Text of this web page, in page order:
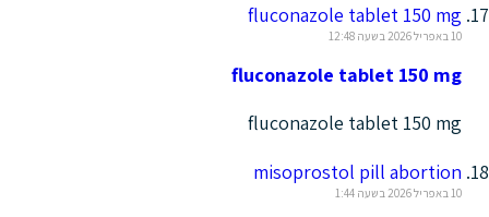
fluconazole tablet 150 mg
10 באפריל 2026 בשעה 12:48
fluconazole tablet 150 mg
fluconazole tablet 150 mg
misoprostol pill abortion
10 באפריל 2026 בשעה 1:44